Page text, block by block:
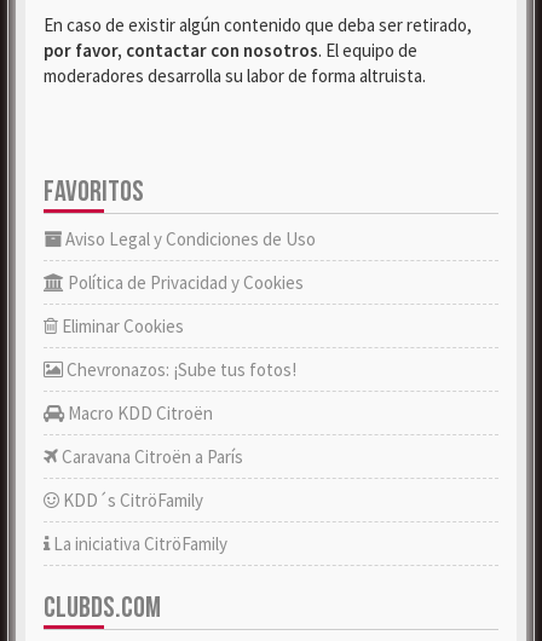
En caso de existir algún contenido que deba ser retirado,
por favor, contactar con nosotros. El equipo de
moderadores desarrolla su labor de forma altruista.
FAVORITOS
Aviso Legal y Condiciones de Uso
Política de Privacidad y Cookies
Eliminar Cookies
Chevronazos: ¡Sube tus fotos!
Macro KDD Citroën
Caravana Citroën a París
KDD´s CitröFamily
La iniciativa CitröFamily
CLUBDS.COM